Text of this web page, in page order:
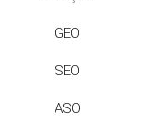
GEO
SEO
ASO